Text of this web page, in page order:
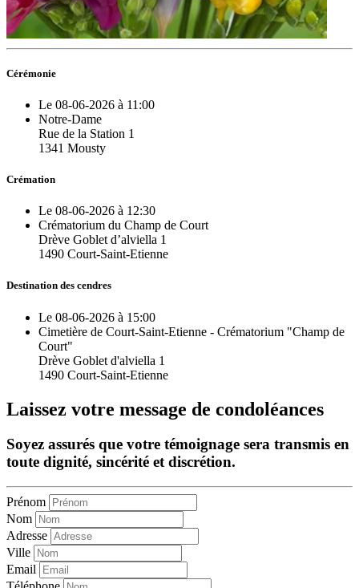
Cérémonie
Le 08-06-2026 à 11:00
Notre-Dame
Rue de la Station 1
1341 Mousty
Crémation
Le 08-06-2026 à 12:30
Crématorium du Champ de Court
Drève Goblet d’alviella 1
1490 Court-Saint-Etienne
Destination des cendres
Le 08-06-2026 à 15:00
Cimetière de Court-Saint-Etienne - Crématorium "Champ de
Court"
Drève Goblet d'alviella 1
1490 Court-Saint-Etienne
Laissez votre message de condoléances
Soyez assurés que votre témoignage sera transmis en
toute dignité, sincérité et discrétion.
Prénom
Nom
Adresse
Ville
Email